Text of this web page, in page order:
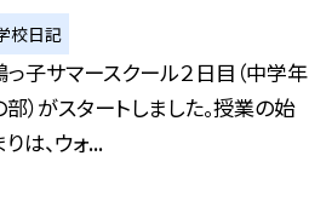
校日記
っ子サマースクール２日目（中学年
部）がスタートしました。授業の始
りは、ウォ...